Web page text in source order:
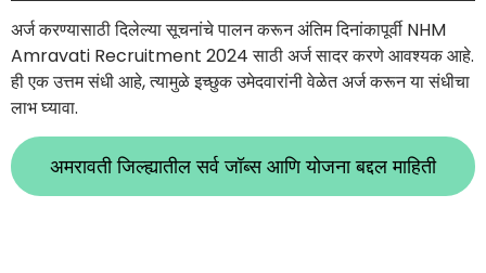
अर्ज करण्यासाठी दिलेल्या सूचनांचे पालन करून अंतिम दिनांकापूर्वी NHM
Amravati Recruitment 2024 साठी अर्ज सादर करणे आवश्यक आहे.
ही एक उत्तम संधी आहे, त्यामुळे इच्छुक उमेदवारांनी वेळेत अर्ज करून या संधीचा
लाभ घ्यावा.
अमरावती जिल्ह्यातील सर्व जॉब्स आणि योजना बद्दल माहिती